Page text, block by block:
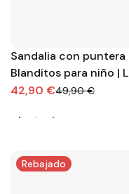
Sandalia con
Blanditos para niño |
42,90 €49,90 €
Rebajado